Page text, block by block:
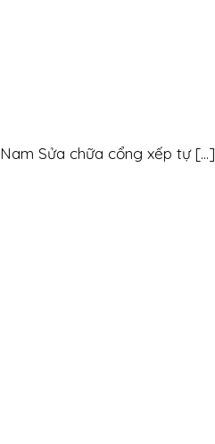
Sửa chữa cổng xếp tự [...]